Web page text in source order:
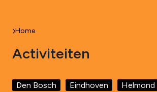
Home
Activiteiten
Den Bosch Eindhoven
Helmond